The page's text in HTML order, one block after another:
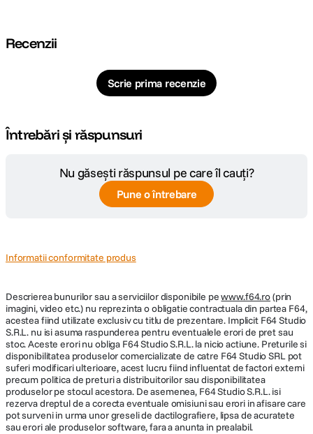
Recenzii
Scrie prima recenzie
Întrebări și răspunsuri
Nu găsești răspunsul pe care îl cauți?
Pune o întrebare
Informatii conformitate produs
Descrierea bunurilor sau a serviciilor disponibile pewww.f64.ro(prin
imagini, video etc.) nu reprezinta o obligatie contractuala din partea F64,
acestea fiind utilizate exclusiv cu titlu de prezentare. Implicit F64 Studio
S.R.L. nu isi asuma raspunderea pentru eventualele erori de pret sau
stoc. Aceste erori nu obliga F64 Studio S.R.L. la nicio actiune. Preturile si
disponibilitatea produselor comercializate de catre F64 Studio SRL pot
suferi modificari ulterioare, acest lucru fiind influentat de factori externi
precum politica de preturi a distribuitorilor sau disponibilitatea
produselor pe stocul acestora. De asemenea, F64 Studio S.R.L. isi
rezerva dreptul de a corecta eventuale omisiuni sau erori in afisare care
pot surveni in urma unor greseli de dactilografiere, lipsa de acuratete
sau erori ale produselor software, fara a anunta in prealabil.